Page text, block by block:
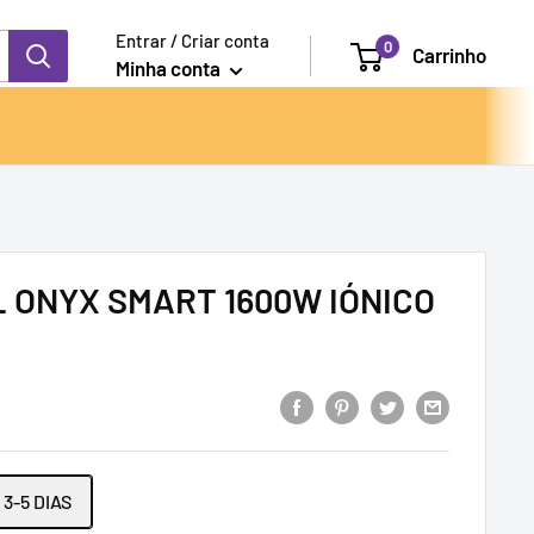
Entrar / Criar conta
Minha conta
0 Carrinho
ONYX SMART 1600W IÓNICO
5 DIAS